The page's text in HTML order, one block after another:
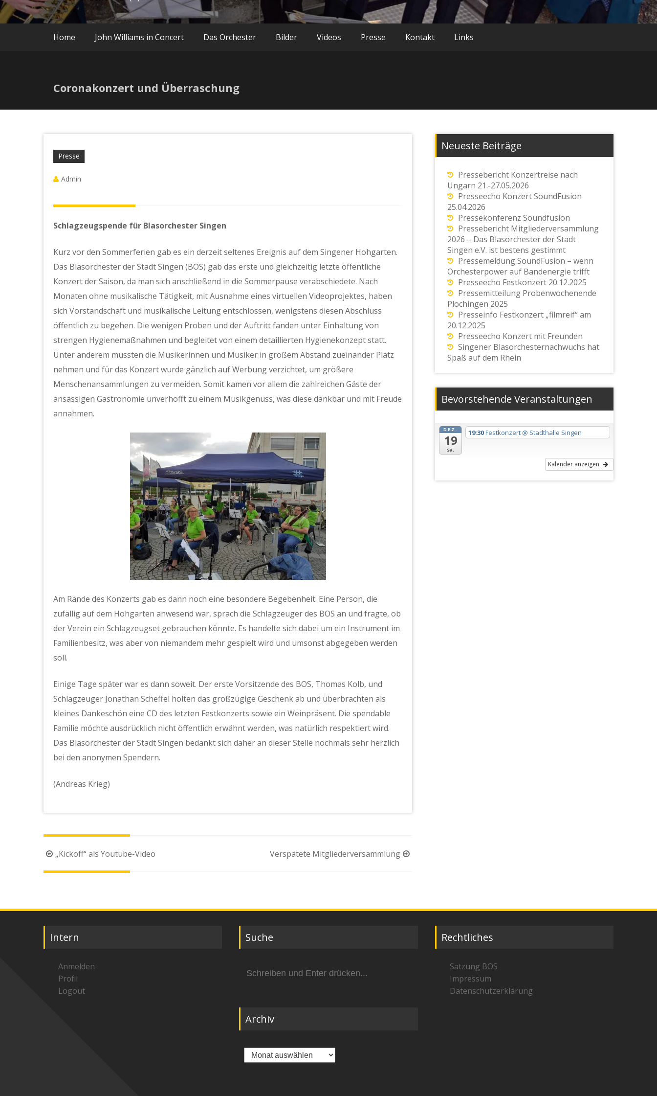
Home John Williams in Concert Das Orchester Bilder Videos Presse Kontakt Links
Coronakonzert und Überraschung
Presse
Admin
Schlagzeugspende für Blasorchester Singen
Kurz vor den Sommerferien gab es ein derzeit seltenes Ereignis auf dem Singener Hohgarten.
Das Blasorchester der Stadt Singen (BOS) gab das erste und gleichzeitig letzte öffentliche
Konzert der Saison, da man sich anschließend in die Sommerpause verabschiedete. Nach
Monaten ohne musikalische Tätigkeit, mit Ausnahme eines virtuellen Videoprojektes, haben
sich Vorstandschaft und musikalische Leitung entschlossen, wenigstens diesen Abschluss
öffentlich zu begehen. Die wenigen Proben und der Auftritt fanden unter Einhaltung von
strengen Hygienemaßnahmen und begleitet von einem detaillierten Hygienekonzept statt.
Unter anderem mussten die Musikerinnen und Musiker in großem Abstand zueinander Platz
nehmen und für das Konzert wurde gänzlich auf Werbung verzichtet, um größere
Menschenansammlungen zu vermeiden. Somit kamen vor allem die zahlreichen Gäste der
ansässigen Gastronomie unverhofft zu einem Musikgenuss, was diese dankbar und mit Freude
annahmen.
Am Rande des Konzerts gab es dann noch eine besondere Begebenheit. Eine Person, die
zufällig auf dem Hohgarten anwesend war, sprach die Schlagzeuger des BOS an und fragte, ob
der Verein ein Schlagzeugset gebrauchen könnte. Es handelte sich dabei um ein Instrument im
Familienbesitz, was aber von niemandem mehr gespielt wird und umsonst abgegeben werden
soll.
Einige Tage später war es dann soweit. Der erste Vorsitzende des BOS, Thomas Kolb, und
Schlagzeuger Jonathan Scheffel holten das großzügige Geschenk ab und überbrachten als
kleines Dankeschön eine CD des letzten Festkonzerts sowie ein Weinpräsent. Die spendable
Familie möchte ausdrücklich nicht öffentlich erwähnt werden, was natürlich respektiert wird.
Das Blasorchester der Stadt Singen bedankt sich daher an dieser Stelle nochmals sehr herzlich
bei den anonymen Spendern.
(Andreas Krieg)
Beitragsnavigation
„Kickoff“ als Youtube-Video Verspätete Mitgliederversammlung
Neueste Beiträge
Pressebericht Konzertreise nach
Ungarn 21.-27.05.2026
Presseecho Konzert SoundFusion
25.04.2026
Pressekonferenz Soundfusion
Pressebericht Mitgliederversammlung
2026 – Das Blasorchester der Stadt
Singen e.V. ist bestens gestimmt
Pressemeldung SoundFusion – wenn
Orchesterpower auf Bandenergie trifft
Presseecho Festkonzert 20.12.2025
Pressemitteilung Probenwochenende
Plochingen 2025
Presseinfo Festkonzert „filmreif“ am
20.12.2025
Presseecho Konzert mit Freunden
Singener Blasorchesternachwuchs hat
Spaß auf dem Rhein
Bevorstehende Veranstaltungen
DEZ.
19
Sa.
19:30Festkonzert @ Stadthalle Singen
Kalender anzeigen
Intern
Anmelden
Profil
Logout
Suche
nach:
Archiv
Archiv
Rechtliches
Satzung BOS
Impressum
Datenschutzerklärung